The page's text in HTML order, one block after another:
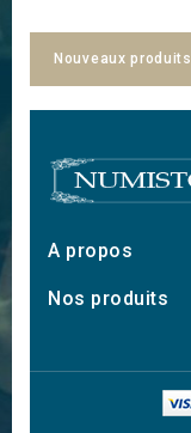
Nouveaux produits
A propos
Nos produits